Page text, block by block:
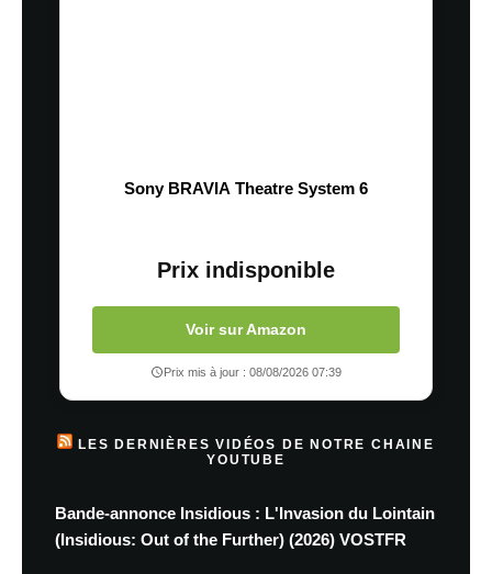
Sony BRAVIA Theatre System 6
Prix indisponible
Voir sur Amazon
Prix mis à jour : 08/08/2026 07:39
LES DERNIÈRES VIDÉOS DE NOTRE CHAINE
YOUTUBE
Bande-annonce Insidious : L'Invasion du Lointain
(Insidious: Out of the Further) (2026) VOSTFR